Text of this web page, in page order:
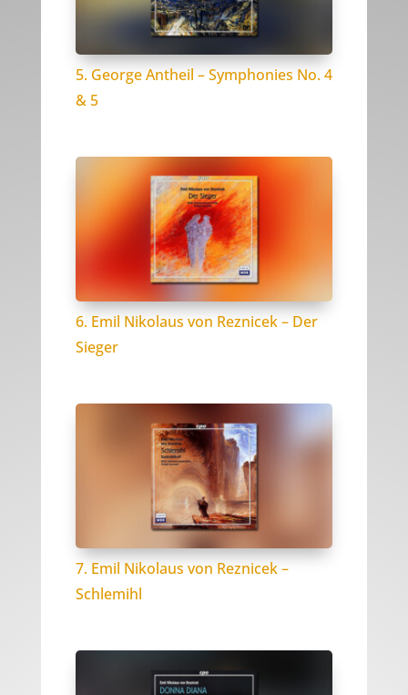
5. George Antheil – Symphonies No. 4
& 5
6. Emil Nikolaus von Reznicek – Der
Sieger
7. Emil Nikolaus von Reznicek –
Schlemihl